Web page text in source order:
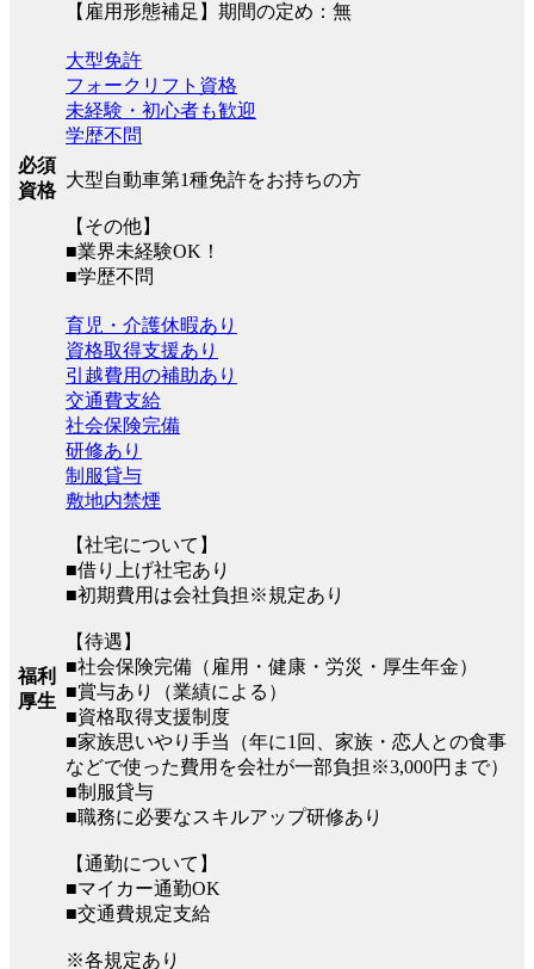
【雇用形態補足】期間の定め：無
必須
資格
大型免許
フォークリフト資格
未経験・初心者も歓迎
学歴不問
大型自動車第1種免許をお持ちの方
【その他】
■業界未経験OK！
■学歴不問
福利
厚生
育児・介護休暇あり
資格取得支援あり
引越費用の補助あり
交通費支給
社会保険完備
研修あり
制服貸与
敷地内禁煙
【社宅について】
■借り上げ社宅あり
■初期費用は会社負担※規定あり
【待遇】
■社会保険完備（雇用・健康・労災・厚生年金）
■賞与あり（業績による）
■資格取得支援制度
■家族思いやり手当（年に1回、家族・恋人との食事
などで使った費用を会社が一部負担※3,000円まで）
■制服貸与
■職務に必要なスキルアップ研修あり
【通勤について】
■マイカー通勤OK
■交通費規定支給
※各規定あり